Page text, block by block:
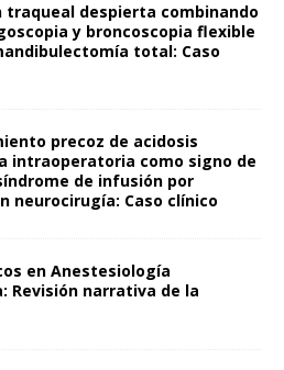
traqueal despierta combinando
y broncoscopia flexible
total: Caso
precoz de acidosis
intraoperatoria como signo de
de infusión por
neurocirugía: Caso clínico
en Anestesiología
Revisión narrativa de la